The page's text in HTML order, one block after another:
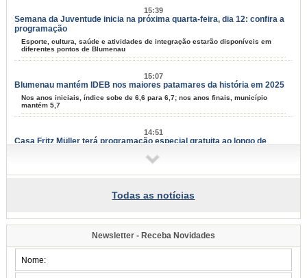
15:39
Semana da Juventude inicia na próxima quarta-feira, dia 12: confira a
programação
Esporte, cultura, saúde e atividades de integração estarão disponíveis em
diferentes pontos de Blumenau
15:07
Blumenau mantém IDEB nos maiores patamares da história em 2025
Nos anos iniciais, índice sobe de 6,6 para 6,7; nos anos finais, município
mantém 5,7
14:51
Casa Fritz Müller terá programação especial gratuita ao longo de
Atividades aos sábados reúnem ciência, cultura, natureza e criatividade para
14:08
Blanc
de R$ 1,3 milhão ao setor cultural
Blumenau realiza a 4ª edição do Seminário do Paradesporto neste
Todas as notícias
Newsletter - Receba Novidades